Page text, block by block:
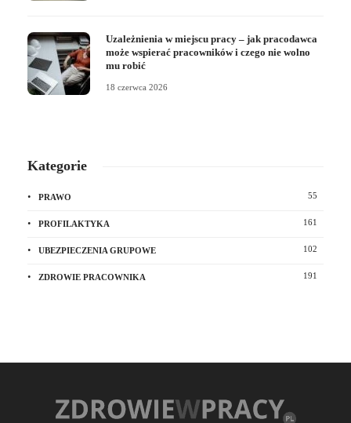
Uzależnienia w miejscu pracy – jak pracodawca
może wspierać pracowników i czego nie wolno
mu robić
18 czerwca 2026
Kategorie
PRAWO 55
PROFILAKTYKA 161
UBEZPIECZENIA GRUPOWE 102
ZDROWIE PRACOWNIKA 191